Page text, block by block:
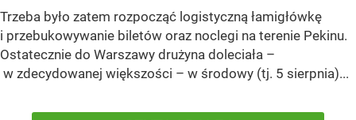
Trzeba było zatem rozpocząć logistyczną łamigłówkę
i przebukowywanie biletów oraz noclegi na terenie Pekinu.
Ostatecznie do Warszawy drużyna doleciała –
w zdecydowanej większości – w środowy (tj. 5 sierpnia)...